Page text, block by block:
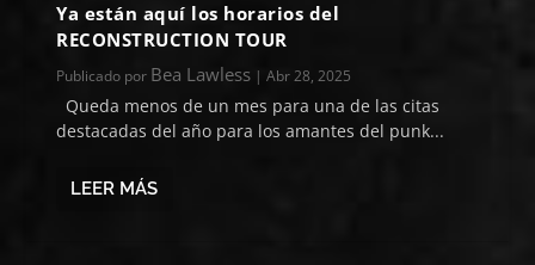
Ya están aquí los horarios del
RECONSTRUCTION TOUR
Publicado por Bea Lawless |Abr 28, 2025
Queda menos de un mes para una de las citas
destacadas del año para los amantes del punk...
LEER MÁS